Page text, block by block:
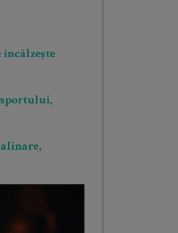
sportului,